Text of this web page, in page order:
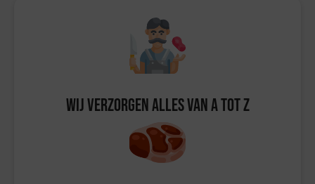
Wij verzorgen alles van A tot Z